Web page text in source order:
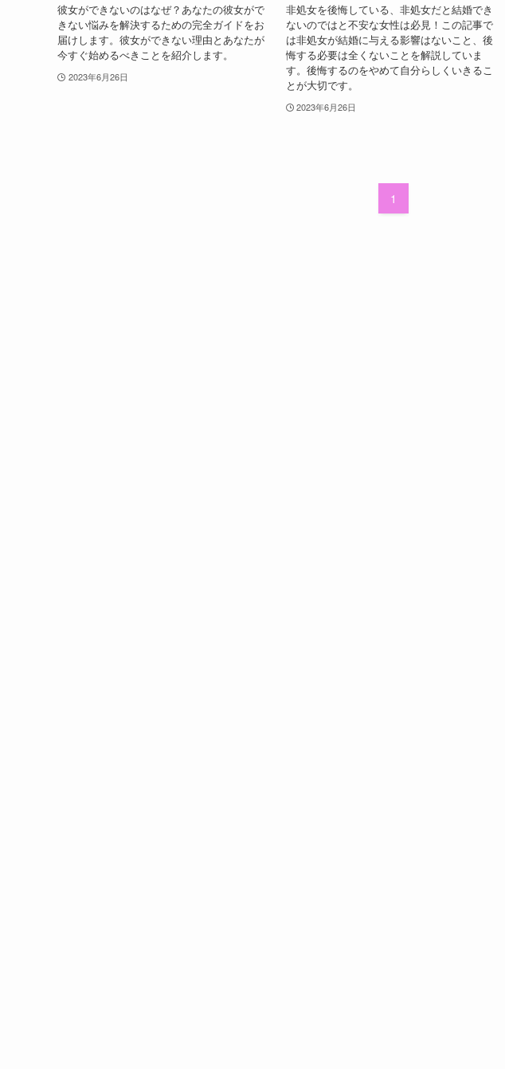
彼女ができないのはなぜ？あなたの彼女がで
きない悩みを解決するための完全ガイドをお
届けします。彼女ができない理由とあなたが
今すぐ始めるべきことを紹介します。
2023年6月26日
非処女を後悔している、非処女だと結婚でき
ないのではと不安な女性は必見！この記事で
は非処女が結婚に与える影響はないこと、後
悔する必要は全くないことを解説していま
す。後悔するのをやめて自分らしくいきるこ
とが大切です。
2023年6月26日
1